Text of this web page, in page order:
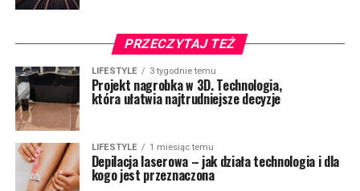
PRZECZYTAJ TEŻ
LIFESTYLE 3 tygodnie temu
Projekt nagrobka w 3D. Technologia,
która ułatwia najtrudniejsze decyzje
LIFESTYLE 1 miesiąc temu
Depilacja laserowa – jak działa technologia i dla
kogo jest przeznaczona